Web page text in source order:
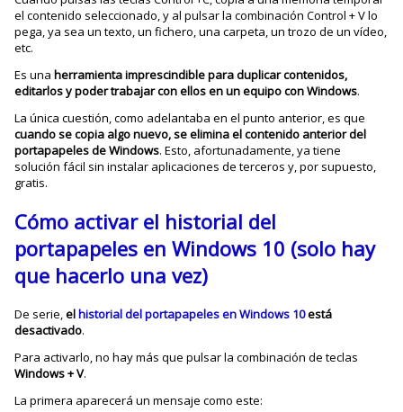
el contenido seleccionado, y al pulsar la combinación Control + V lo
pega, ya sea un texto, un fichero, una carpeta, un trozo de un vídeo,
etc.
Es una herramienta imprescindible para duplicar contenidos,
editarlos y poder trabajar con ellos en un equipo con Windows.
La única cuestión, como adelantaba en el punto anterior, es que
cuando se copia algo nuevo, se elimina el contenido anterior del
portapapeles de Windows. Esto, afortunadamente, ya tiene
solución fácil sin instalar aplicaciones de terceros y, por supuesto,
gratis.
Cómo activar el historial del
portapapeles en Windows 10 (solo hay
que hacerlo una vez)
De serie,el historial del portapapeles en Windows 10está
desactivado.
Para activarlo, no hay más que pulsar la combinación de teclas
Windows + V.
La primera aparecerá un mensaje como este: